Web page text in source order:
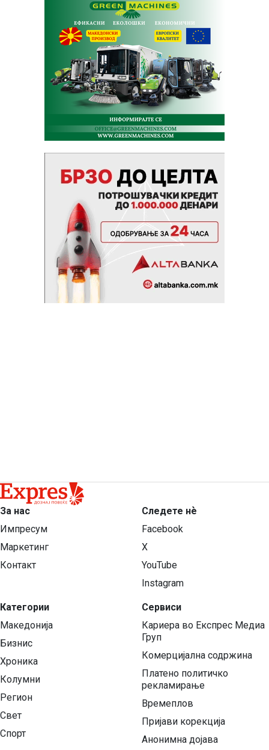
За нас
Импресум
Маркетинг
Контакт
Категории
Македонија
Бизнис
Хроника
Колумни
Регион
Свет
Спорт
Следете нѐ
Facebook
X
YouTube
Instagram
Сервиси
Кариера во Експрес Медиа
Груп
Комерцијална содржина
Платено политичко
рекламирање
Времеплов
Пријави корекција
Анонимна дојава